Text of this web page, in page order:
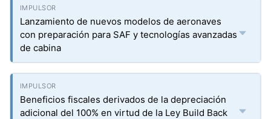
Lanzamiento de nuevos modelos de aeronaves
con preparación para SAF y tecnologías avanzadas
de cabina
Beneficios fiscales derivados de la depreciación
adicional del 100% en virtud de la Ley Build Back